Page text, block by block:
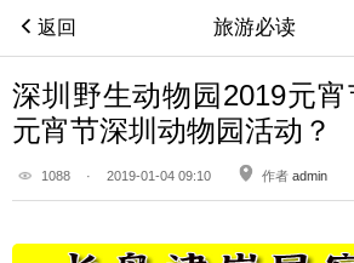
返回 旅游必读
深圳野生动物园2019元
元宵节深圳动物园活动？
1088 · 2019-01-04 09:10 作者 admin